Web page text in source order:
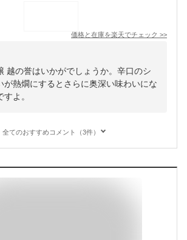
価格と在庫を楽天でチェック >>
越の誉はいかがでしょうか。辛口のシ
が熱燗にするとさらに奥深い味わいにな
よ。
全てのおすすめコメント（3件）